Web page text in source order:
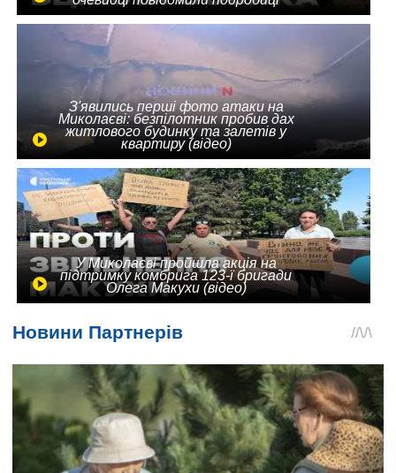
З'явились перші фото атаки на
Миколаєві: безпілотник пробив дах
житлового будинку та залетів у
квартиру (відео)
У Миколаєві пройшла акція на
підтримку комбрига 123-ї бригади
Олега Макухи (відео)